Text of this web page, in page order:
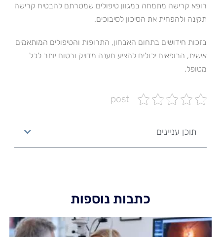
רופא קרישה מתמחה במגוון טיפולים שמטרתם להבטיח קרישה
תקינה ולהפחית את הסיכון לסיבוכים.
בזכות חידושים בתחום האבחון, התרופות והטיפולים המותאמים
אישית, הרופאים יכולים להציע מענה מדויק ובטוח יותר לכל
מטופל.
post
תוכן עניינים
כתבות נוספות